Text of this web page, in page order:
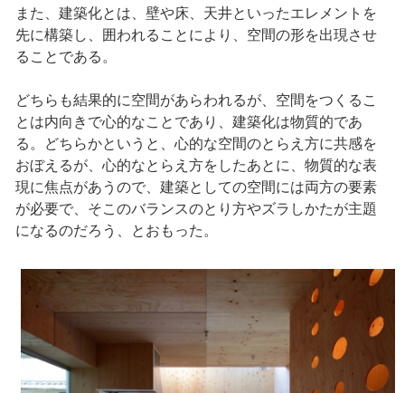
また、建築化とは、壁や床、天井といったエレメントを
先に構築し、囲われることにより、空間の形を出現させ
ることである。
どちらも結果的に空間があらわれるが、空間をつくるこ
とは内向きで心的なことであり、建築化は物質的であ
る。どちらかというと、心的な空間のとらえ方に共感を
おぼえるが、心的なとらえ方をしたあとに、物質的な表
現に焦点があうので、建築としての空間には両方の要素
が必要で、そこのバランスのとり方やズラしかたが主題
になるのだろう、とおもった。